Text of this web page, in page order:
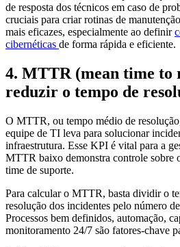
de resposta dos técnicos em caso de
cruciais para criar rotinas de
mais eficazes, especialmente ao definir
cibernéticas de forma rápida e eficiente.
4. MTTR (mean time to
reduzir o tempo de
O MTTR, ou tempo médio de
equipe de TI leva para solucionar
infraestrutura. Esse KPI é vital para a
MTTR baixo demonstra controle sobre
time de suporte.
Para calcular o MTTR, basta dividir o
resolução dos incidentes pelo número
Processos bem definidos, automação,
monitoramento 24/7 são fatores-chave